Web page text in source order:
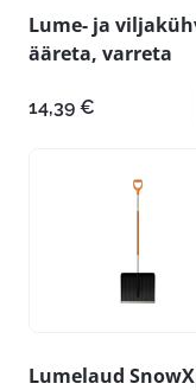
Lume- ja
ääreta, varreta
14,39 €
Lumelaud